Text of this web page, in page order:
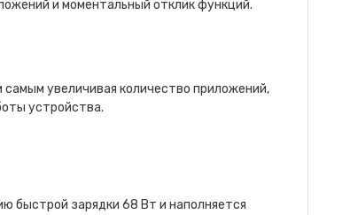
и моментальный отклик функций.
увеличивая количество приложений,
устройства.
быстрой зарядки 68 Вт и наполняется